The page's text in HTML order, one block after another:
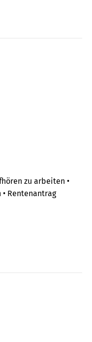
zu arbeiten •
Rentenantrag